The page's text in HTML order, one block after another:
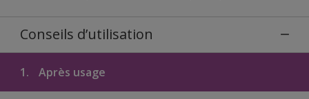
Conseils d’utilisation
1. Après usage